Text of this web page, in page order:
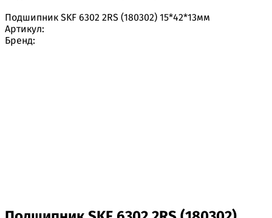
Подшипник SKF 6302 2RS (180302) 15*42*13мм
Артикул:
Бренд: